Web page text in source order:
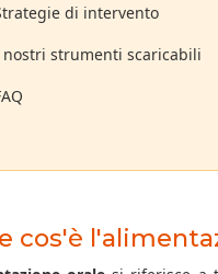
di intervento
nostri strumenti scaricabili
cos'è